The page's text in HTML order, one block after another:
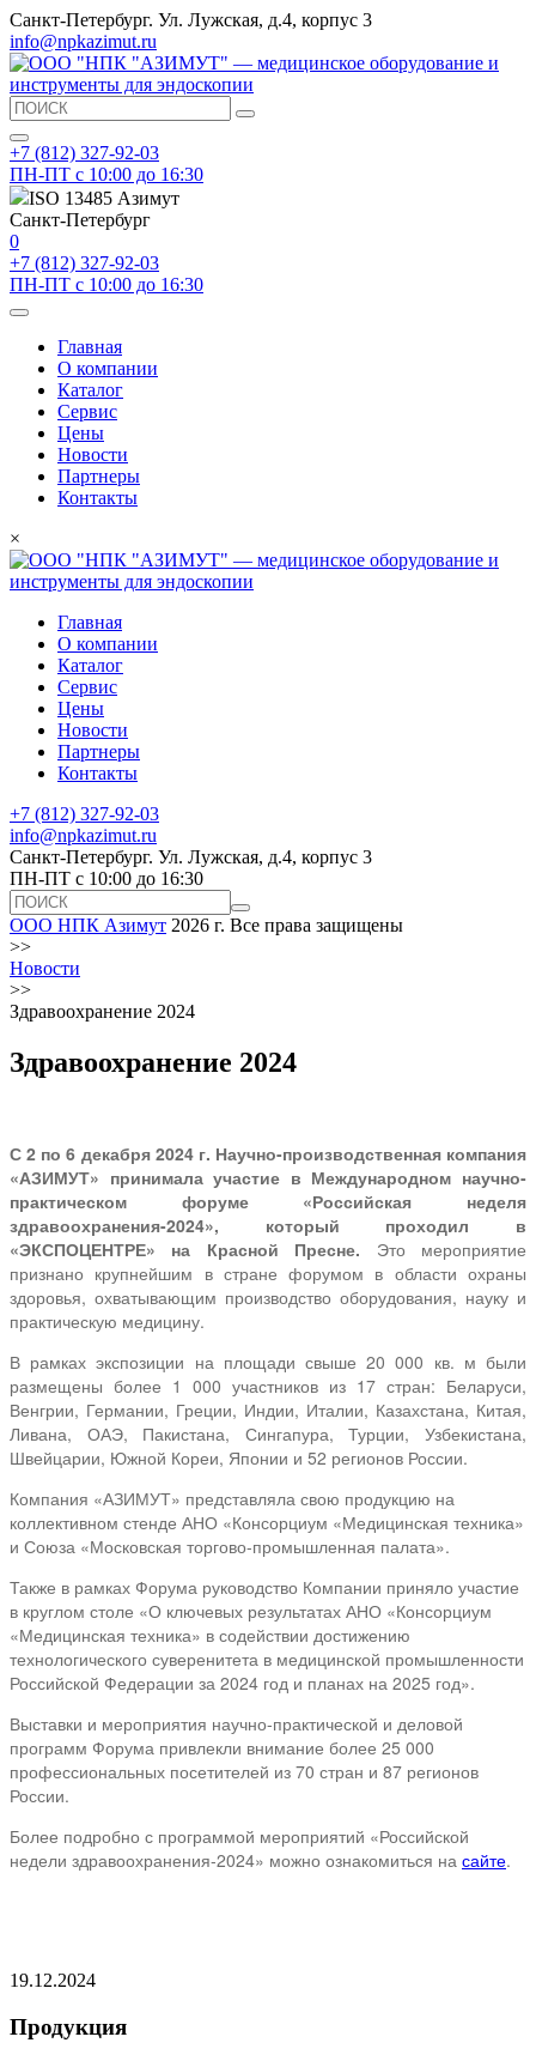
Санкт-Петербург. Ул. Лужская, д.4, корпус 3
info@npkazimut.ru
+7 (812) 327-92-03
ПН-ПТ с 10:00 до 16:30
ISO 13485 Азимут
Санкт-Петербург
0
+7 (812) 327-92-03
ПН-ПТ с 10:00 до 16:30
Главная
О компании
Каталог
Сервис
Цены
Новости
Партнеры
Контакты
×
Главная
О компании
Каталог
Сервис
Цены
Новости
Партнеры
Контакты
+7 (812) 327-92-03
info@npkazimut.ru
Санкт-Петербург. Ул. Лужская, д.4, корпус 3
ПН-ПТ с 10:00 до 16:30
ООО НПК Азимут 2026 г. Все права защищены
>>
Новости
>>
Здравоохранение 2024
Здравоохранение 2024
С 2 по 6 декабря 2024 г. Научно-производственная компания
«АЗИМУТ» принимала участие в Международном научно-
практическом форуме «Российская неделя
здравоохранения-2024», который проходил в
«ЭКСПОЦЕНТРЕ» на Красной Пресне. Это мероприятие
признано крупнейшим в стране форумом в области охраны
здоровья, охватывающим производство оборудования, науку и
практическую медицину.
В рамках экспозиции на площади свыше 20 000 кв. м были
размещены более 1 000 участников из 17 стран: Беларуси,
Венгрии, Германии, Греции, Индии, Италии, Казахстана, Китая,
Ливана, ОАЭ, Пакистана, Сингапура, Турции, Узбекистана,
Швейцарии, Южной Кореи, Японии и 52 регионов России.
Компания «АЗИМУТ» представляла свою продукцию на
коллективном стенде АНО «Консорциум «Медицинская техника»
и Союза «Московская торгово-промышленная палата».
Также в рамках Форума руководство Компании приняло участие
в круглом столе «О ключевых результатах АНО «Консорциум
«Медицинская техника» в содействии достижению
технологического суверенитета в медицинской промышленности
Российской Федерации за 2024 год и планах на 2025 год».
Выставки и мероприятия научно-практической и деловой
программ Форума привлекли внимание более 25 000
профессиональных посетителей из 70 стран и 87 регионов
России.
Более подробно с программой мероприятий «Российской
недели здравоохранения-2024» можно ознакомиться на сайте.
19.12.2024
Продукция